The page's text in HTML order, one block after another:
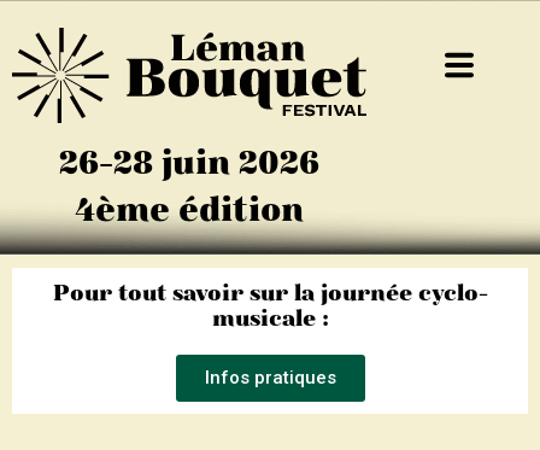
26-28 juin 2026
4ème édition
Pour tout savoir sur la journée cyclo-
musicale :
Infos pratiques